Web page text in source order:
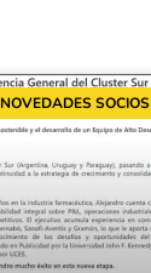
NOVEDADES SOCIOS